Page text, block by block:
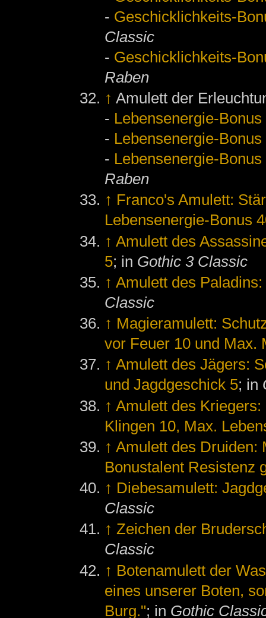
- Geschicklichkeits-
Classic
- Geschicklichkeits-
Raben
↑ Amulett der
- Lebensenergie-
- Lebensenergie-
- Lebensenergie-
Raben
↑ Franco's Amulett:
Lebensenergie-Bonus
↑ Amulett des
5; in Gothic 3 Classic
↑ Amulett des
Classic
↑ Magieramulett:
vor Feuer 10 und Max.
↑ Amulett des Jägers:
und Jagdgeschick 5; in
↑ Amulett des
Klingen 10, Max.
↑ Amulett des Druiden:
Bonustalent Resistenz
↑ Diebesamulett:
Classic
↑ Zeichen der
Classic
↑ Botenamulett der
eines unserer Boten,
Burg."; in Gothic